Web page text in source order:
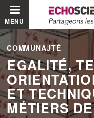
MENU
COMMUNAUTÉ
EGALITÉ,
ET
MÉTIERS